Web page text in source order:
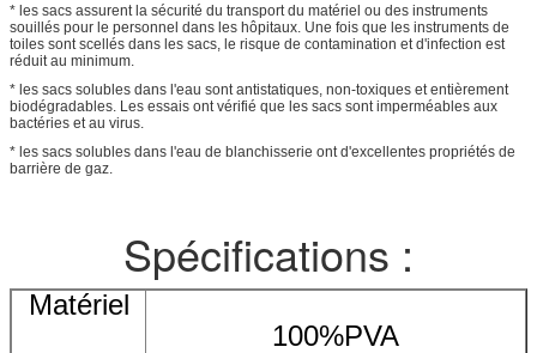
* les sacs assurent la sécurité du transport du matériel ou des instruments
souillés pour le personnel dans les hôpitaux. Une fois que les instruments de
toiles sont scellés dans les sacs, le risque de contamination et d'infection est
réduit au minimum.
* les sacs solubles dans l'eau sont antistatiques, non-toxiques et entièrement
biodégradables. Les essais ont vérifié que les sacs sont imperméables aux
bactéries et au virus.
* les sacs solubles dans l'eau de blanchisserie ont d'excellentes propriétés de
barrière de gaz.
Spécifications :
Matériel
100%PVA